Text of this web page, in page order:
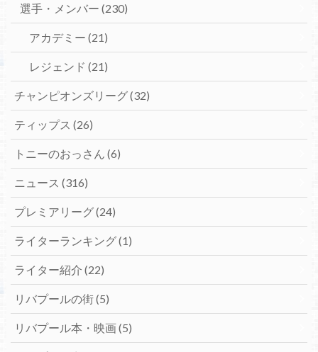
選手・メンバー (230)
アカデミー (21)
レジェンド (21)
チャンピオンズリーグ(32)
ティップス (26)
トニーのおっさん (6)
ニュース (316)
プレミアリーグ(24)
ライターランキング(1)
ライター紹介 (22)
リバプールの街(5)
リバプール本・映画(5)